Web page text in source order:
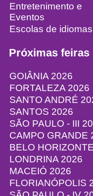
Entretenimento e
Eventos
Escolas de idiomas
Próximas feiras
GOIÂNIA 2026
FORTALEZA 2026
SANTO ANDRÉ
SANTOS 2026
SÃO PAULO - III
CAMPO GRANDE
BELO
LONDRINA 2026
MACEIÓ 2026
FLORIANÓPOLIS